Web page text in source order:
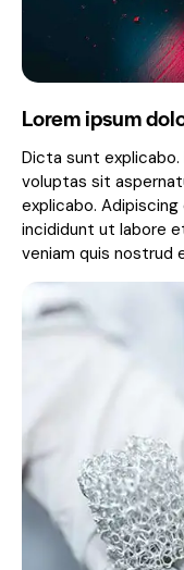
Lorem ipsum
Dicta sunt
voluptas sit
explicabo.
incididunt ut labore
veniam quis nostrud